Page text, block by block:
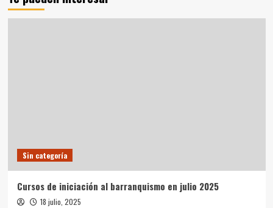
Sin categoría
Cursos de iniciación al barranquismo en julio 2025
18 julio, 2025